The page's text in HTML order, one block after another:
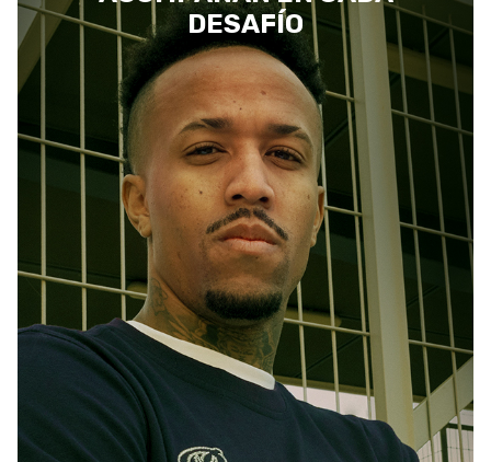
DESAFÍO